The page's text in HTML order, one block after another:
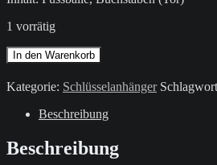
1 vorrätig
Schlüsselanhänger
/
Grün
Buchstabe
Menge
In den Warenkorb
Kategorie: Schlüsselanhänger
Beschreibung
Beschreibung